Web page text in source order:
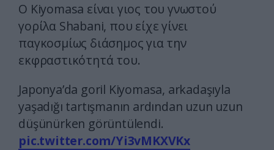
Ο Kiyomasa είναι γιος του γνωστού
γορίλα Shabani, που είχε γίνει
παγκοσμίως διάσημος για την
εκφραστικότητά του.
Japonya’da goril Kiyomasa, arkadaşıyla
yaşadığı tartışmanın ardından uzun uzun
düşünürken görüntülendi.
pic.twitter.com/Yi3vMKXVKx